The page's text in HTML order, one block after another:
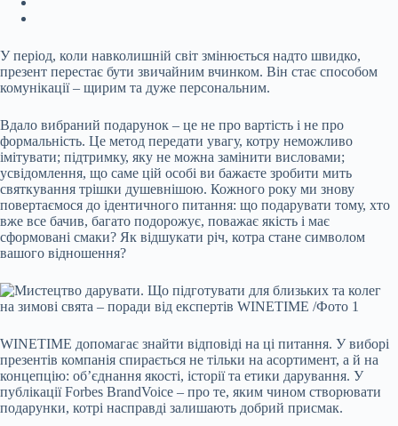
У період, коли навколишній світ змінюється надто швидко,
презент перестає бути звичайним вчинком. Він стає способом
комунікації – щирим та дуже персональним.
Вдало вибраний подарунок – це не про вартість і не про
формальність. Це метод передати увагу, котру неможливо
імітувати; підтримку, яку не можна замінити висловами;
усвідомлення, що саме цій особі ви бажаєте зробити мить
святкування трішки душевнішою. Кожного року ми знову
повертаємося до ідентичного питання: що подарувати тому, хто
вже все бачив, багато подорожує, поважає якість і має
сформовані смаки? Як відшукати річ, котра стане символом
вашого відношення?
WINETIME допомагає знайти відповіді на ці питання. У виборі
презентів компанія спирається не тільки на асортимент, а й на
концепцію: об’єднання якості, історії та етики дарування. У
публікації Forbes BrandVoice – про те, яким чином створювати
подарунки, котрі насправді залишають добрий присмак.